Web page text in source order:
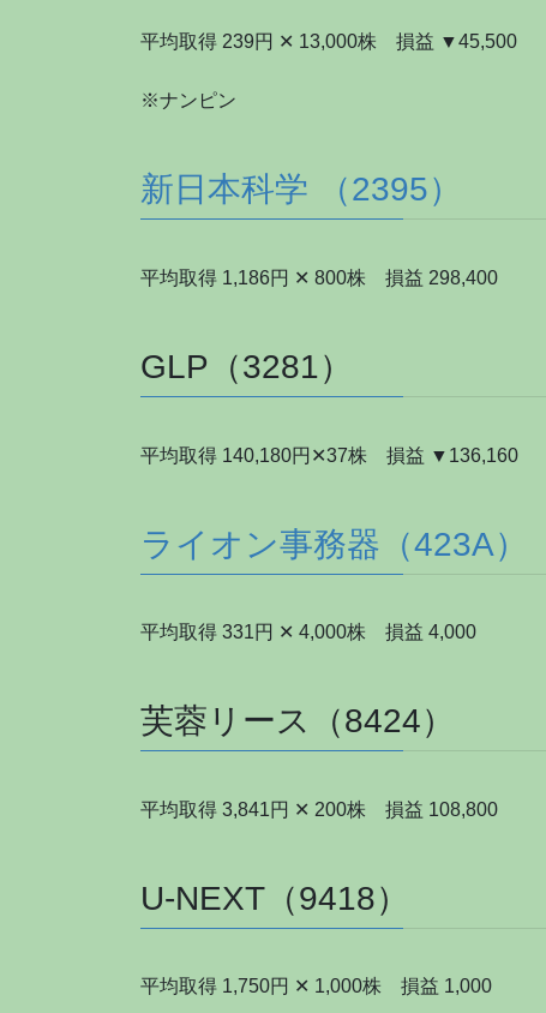
平均取得 239円 ✕ 13,000株 損益 ▼45,500
※ナンピン
新日本科学 （2395）
平均取得 1,186円 ✕ 800株 損益 298,400
GLP（3281）
平均取得 140,180円✕37株 損益 ▼136,160
ライオン事務器（423A）
平均取得 331円 ✕ 4,000株 損益 4,000
芙蓉リース（8424）
平均取得 3,841円 ✕ 200株 損益 108,800
U-NEXT（9418）
平均取得 1,750円 ✕ 1,000株 損益 1,000